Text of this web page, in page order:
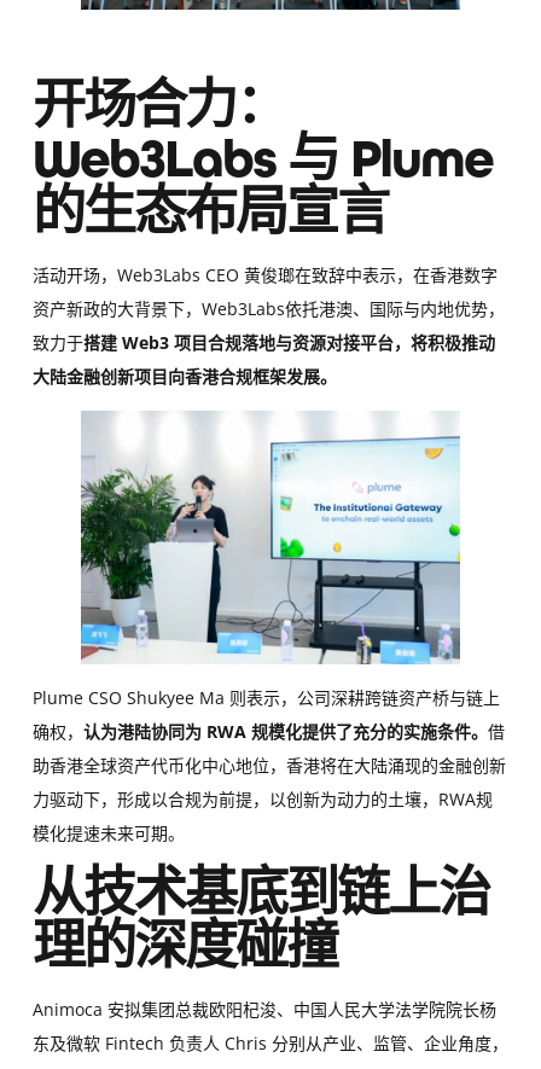
开场合力：
Web3Labs 与 Plume
的生态布局宣言
活动开场，Web3Labs CEO 黄俊瑯在致辞中表示，在香港数字
资产新政的大背景下，Web3Labs依托港澳、国际与内地优势，
致力于搭建 Web3 项目合规落地与资源对接平台，将积极推动
大陆金融创新项目向香港合规框架发展。
Plume CSO Shukyee Ma 则表示，公司深耕跨链资产桥与链上
确权， 认为港陆协同为 RWA 规模化提供了充分的实施条件。 借
助香港全球资产代币化中心地位，香港将在大陆涌现的金融创新
力驱动下，形成以合规为前提，以创新为动力的土壤，RWA规
模化提速未来可期。
从技术基底到链上治
理的深度碰撞
Animoca 安拟集团总裁欧阳杞浚、中国人民大学法学院院长杨
东及微软 Fintech 负责人 Chris 分别从产业、监管、企业角度，